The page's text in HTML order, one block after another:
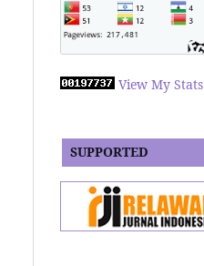
View My Stats
SUPPORTED